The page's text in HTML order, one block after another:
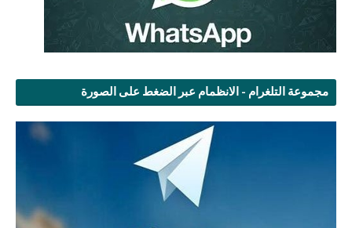
مجموعة التلغرام - الانظمام عبر الضغط على الصورة